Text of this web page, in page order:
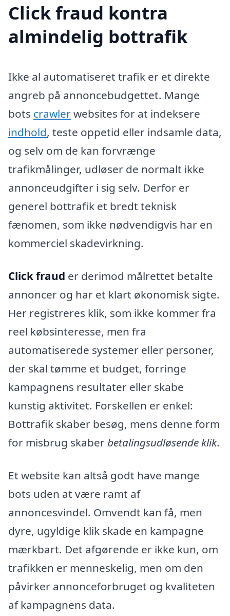
Click fraud kontra
almindelig bottrafik
Ikke al automatiseret trafik er et direkte
angreb på annoncebudgettet. Mange
bots crawlerwebsites for at indeksere
indhold, teste oppetid eller indsamle data,
og selv om de kan forvrænge
trafikmålinger, udløser de normalt ikke
annonceudgifter i sig selv. Derfor er
generel bottrafik et bredt teknisk
fænomen, som ikke nødvendigvis har en
kommerciel skadevirkning.
Click fraud er derimod målrettet betalte
annoncer og har et klart økonomisk sigte.
Her registreres klik, som ikke kommer fra
reel købsinteresse, men fra
automatiserede systemer eller personer,
der skal tømme et budget, forringe
kampagnens resultater eller skabe
kunstig aktivitet. Forskellen er enkel:
Bottrafik skaber besøg, mens denne form
for misbrug skaberbetalingsudløsende klik.
Et website kan altså godt have mange
bots uden at være ramt af
annoncesvindel. Omvendt kan få, men
dyre, ugyldige klik skade en kampagne
mærkbart. Det afgørende er ikke kun, om
trafikken er menneskelig, men om den
påvirker annonceforbruget og kvaliteten
af kampagnens data.